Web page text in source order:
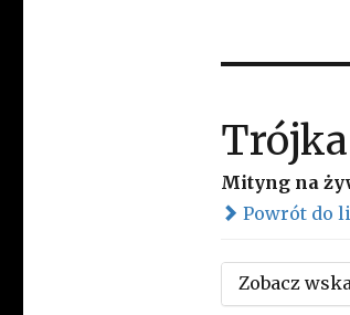
Trójka
Mityng na
Powrót do
Zobacz